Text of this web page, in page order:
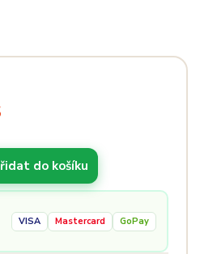
do košíku
VISA Mastercard GoPay